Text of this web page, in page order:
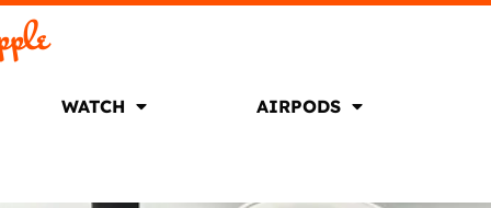
WATCH AIRPODS